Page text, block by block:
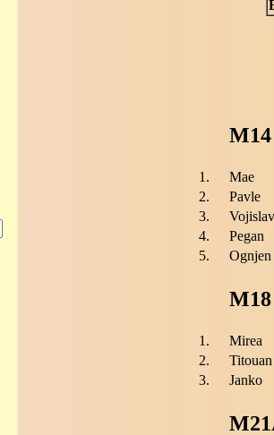
M14
1.
Mae
2.
Pavle
3.
Vojislav
4.
Pegan
5.
Ognjen
M18
1.
Mirea
2.
Titouan
3.
Janko